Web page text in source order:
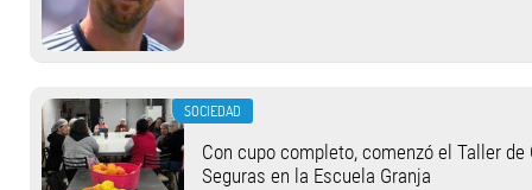
SOCIEDAD
Con cupo completo, comenzó el Taller
Seguras en la Escuela Granja